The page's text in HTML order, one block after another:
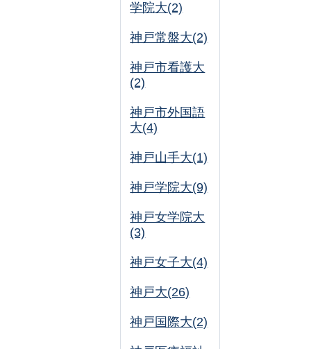
学院大(2)
神戸常盤大(2)
神戸市看護大
(2)
神戸市外国語
大(4)
神戸山手大(1)
神戸学院大(9)
神戸女学院大
(3)
神戸女子大(4)
神戸大(26)
神戸国際大(2)